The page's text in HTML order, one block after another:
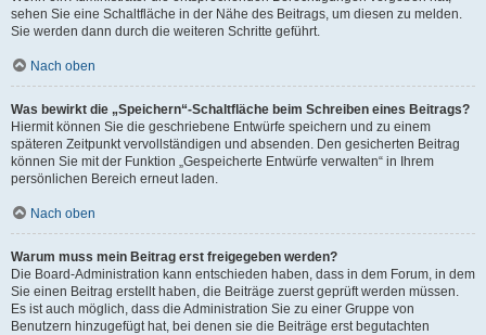
sehen Sie eine Schaltfläche in der Nähe des Beitrags, um diesen zu melden.
Sie werden dann durch die weiteren Schritte geführt.
Nach oben
Was bewirkt die „Speichern“-Schaltfläche beim Schreiben eines Beitrags?
Hiermit können Sie die geschriebene Entwürfe speichern und zu einem
späteren Zeitpunkt vervollständigen und absenden. Den gesicherten Beitrag
können Sie mit der Funktion „Gespeicherte Entwürfe verwalten“ in Ihrem
persönlichen Bereich erneut laden.
Nach oben
Warum muss mein Beitrag erst freigegeben werden?
Die Board-Administration kann entschieden haben, dass in dem Forum, in dem
Sie einen Beitrag erstellt haben, die Beiträge zuerst geprüft werden müssen.
Es ist auch möglich, dass die Administration Sie zu einer Gruppe von
Benutzern hinzugefügt hat, bei denen sie die Beiträge erst begutachten